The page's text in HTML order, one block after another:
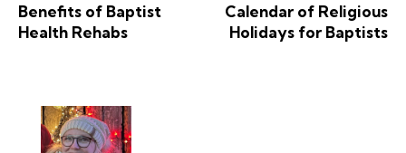
Benefits of Baptist
Health Rehabs
Calendar of Religious
Holidays for Baptists